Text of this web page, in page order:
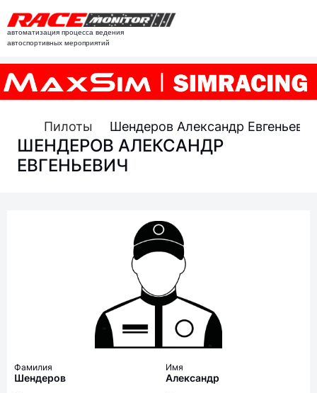
автоматизация процесса ведения
автоспортивных мероприятий
Пилоты Шендеров Александр Евгеньевич
ШЕНДЕРОВ АЛЕКСАНДР
ЕВГЕНЬЕВИЧ
Фамилия
Шендеров
Имя
Александр